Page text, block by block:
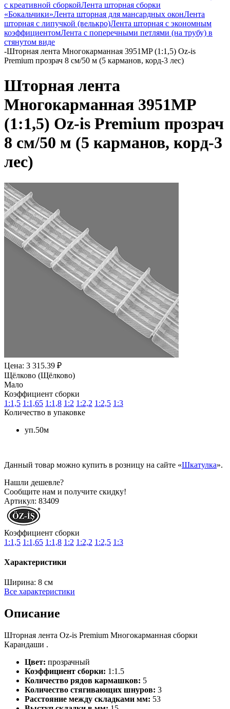
с креативной сборкойЛента шторная сборки
«Бокальчики»Лента шторная для мансардных оконЛента
шторная с липучкой (велькро)Лента шторная с экономным
коэффициентомЛента с поперечными петлями (на трубу) в
стянутом виде
-Шторная лента Многокарманная 3951MP (1:1,5) Oz-is
Premium прозрач 8 см/50 м (5 карманов, корд-3 лес)
Шторная лента
Многокарманная 3951MP
(1:1,5) Oz-is Premium прозрач
8 см/50 м (5 карманов, корд-3
лес)
Цена: 3 315.39 ₽
Щёлково (Щёлково)
Мало
Коэффициент сборки
1:1,5 1:1,65 1:1,8 1:2 1:2,2 1:2,5 1:3
Количество в упаковке
уп.50м
Данный товар можно купить в розницу на сайте «Шкатулка».
Нашли дешевле?
Сообщите нам и получите скидку!
Артикул: 83409
Коэффициент сборки
1:1,5 1:1,65 1:1,8 1:2 1:2,2 1:2,5 1:3
Характеристики
Ширина: 8 см
Все характеристики
Описание
Шторная лента Oz-is Premium Многокарманная сборки
Карандаши .
Цвет: прозрачный
Коэффициент сборки: 1:1.5
Количество рядов кармашков: 5
Количество стягивающих шнуров: 3
Расстояние между складками мм: 53